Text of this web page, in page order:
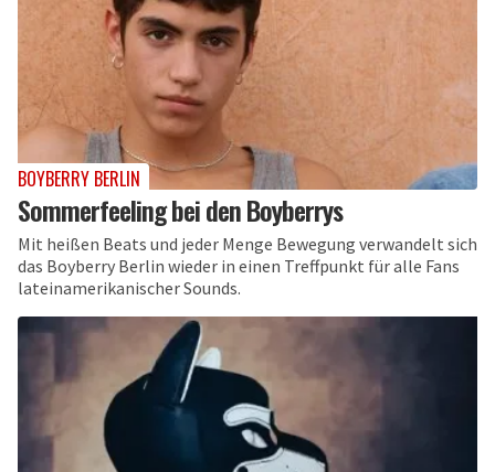
BOYBERRY BERLIN
Sommerfeeling bei den Boyberrys
Mit heißen Beats und jeder Menge Bewegung verwandelt sich
das Boyberry Berlin wieder in einen Treffpunkt für alle Fans
lateinamerikanischer Sounds.